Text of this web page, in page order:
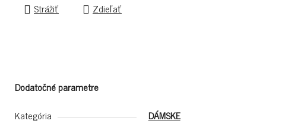
Strážiť Zdieľať
Dodatočné parametre
Kategória
DÁMSKE